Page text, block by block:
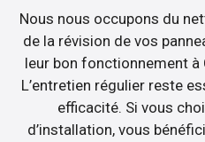
Nous nous occupons du
de la révision de vos
leur bon fonctionnement
L’entretien régulier reste
efficacité. Si vous
d’installation, vous